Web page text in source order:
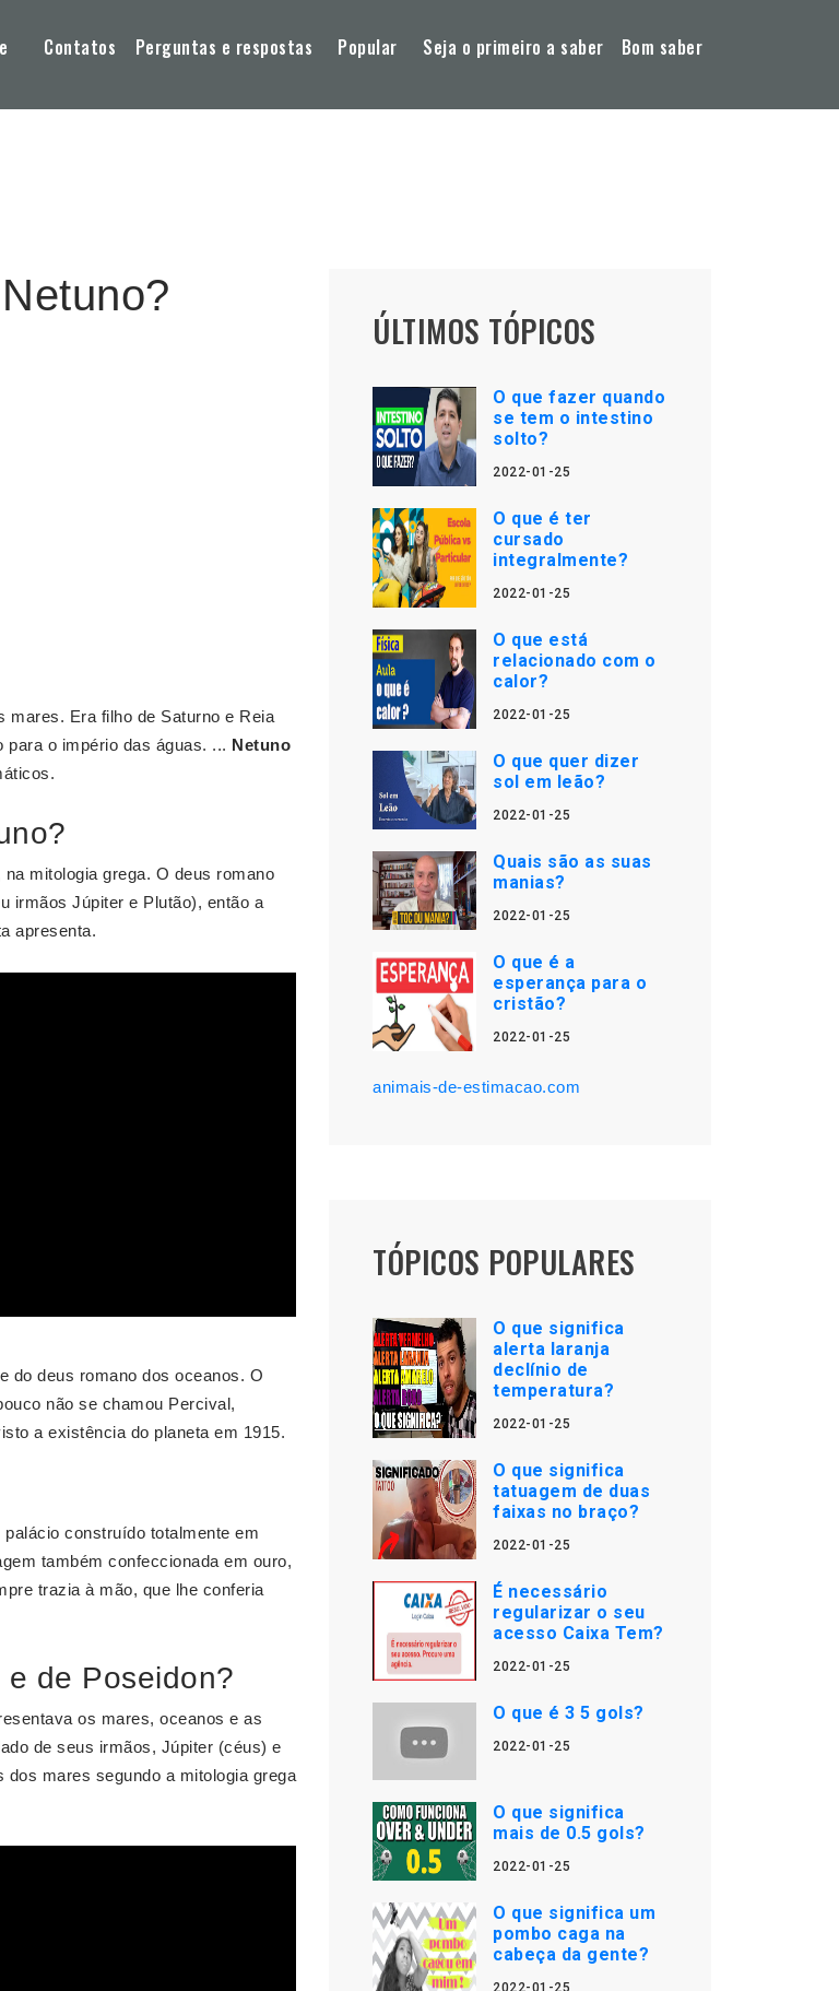
Contatos Perguntas e respostas Popular Seja o primeiro a saber Bom saber
mares. Era filho de Saturno e Reia
para o império das águas. ... Netuno
mitologia grega. O deus romano
irmãos Júpiter e Plutão), então a
apresenta.
do deus romano dos oceanos. O
não se chamou Percival,
a existência do planeta em 1915.
construído totalmente em
também confeccionada em ouro,
trazia à mão, que lhe conferia
de Poseidon?
os mares, oceanos e as
de seus irmãos, Júpiter (céus) e
mares segundo a mitologia grega
ÚLTIMOS TÓPICOS
O que fazer quando
se tem o intestino
solto?
2022-01-25
O que é ter
cursado
integralmente?
2022-01-25
O que está
relacionado com o
calor?
2022-01-25
O que quer dizer
sol em leão?
2022-01-25
Quais são as suas
manias?
2022-01-25
O que é a
esperança para o
cristão?
2022-01-25
animais-de-estimacao.com
TÓPICOS POPULARES
O que significa
alerta laranja
declínio de
temperatura?
2022-01-25
O que significa
tatuagem de duas
faixas no braço?
2022-01-25
É necessário
regularizar o seu
acesso Caixa Tem?
2022-01-25
O que é 3 5 gols?
2022-01-25
O que significa
mais de 0.5 gols?
2022-01-25
O que significa um
pombo caga na
cabeça da gente?